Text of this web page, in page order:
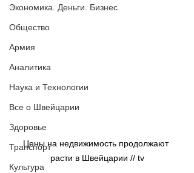
Экономика. Деньги. Бизнес
Общество
Армия
Аналитика
Наука и Технологии
Все о Швейцарии
Здоровье
Транспорт
Культура
Цены на недвижимость продолжают
расти в Швейцарии // tv